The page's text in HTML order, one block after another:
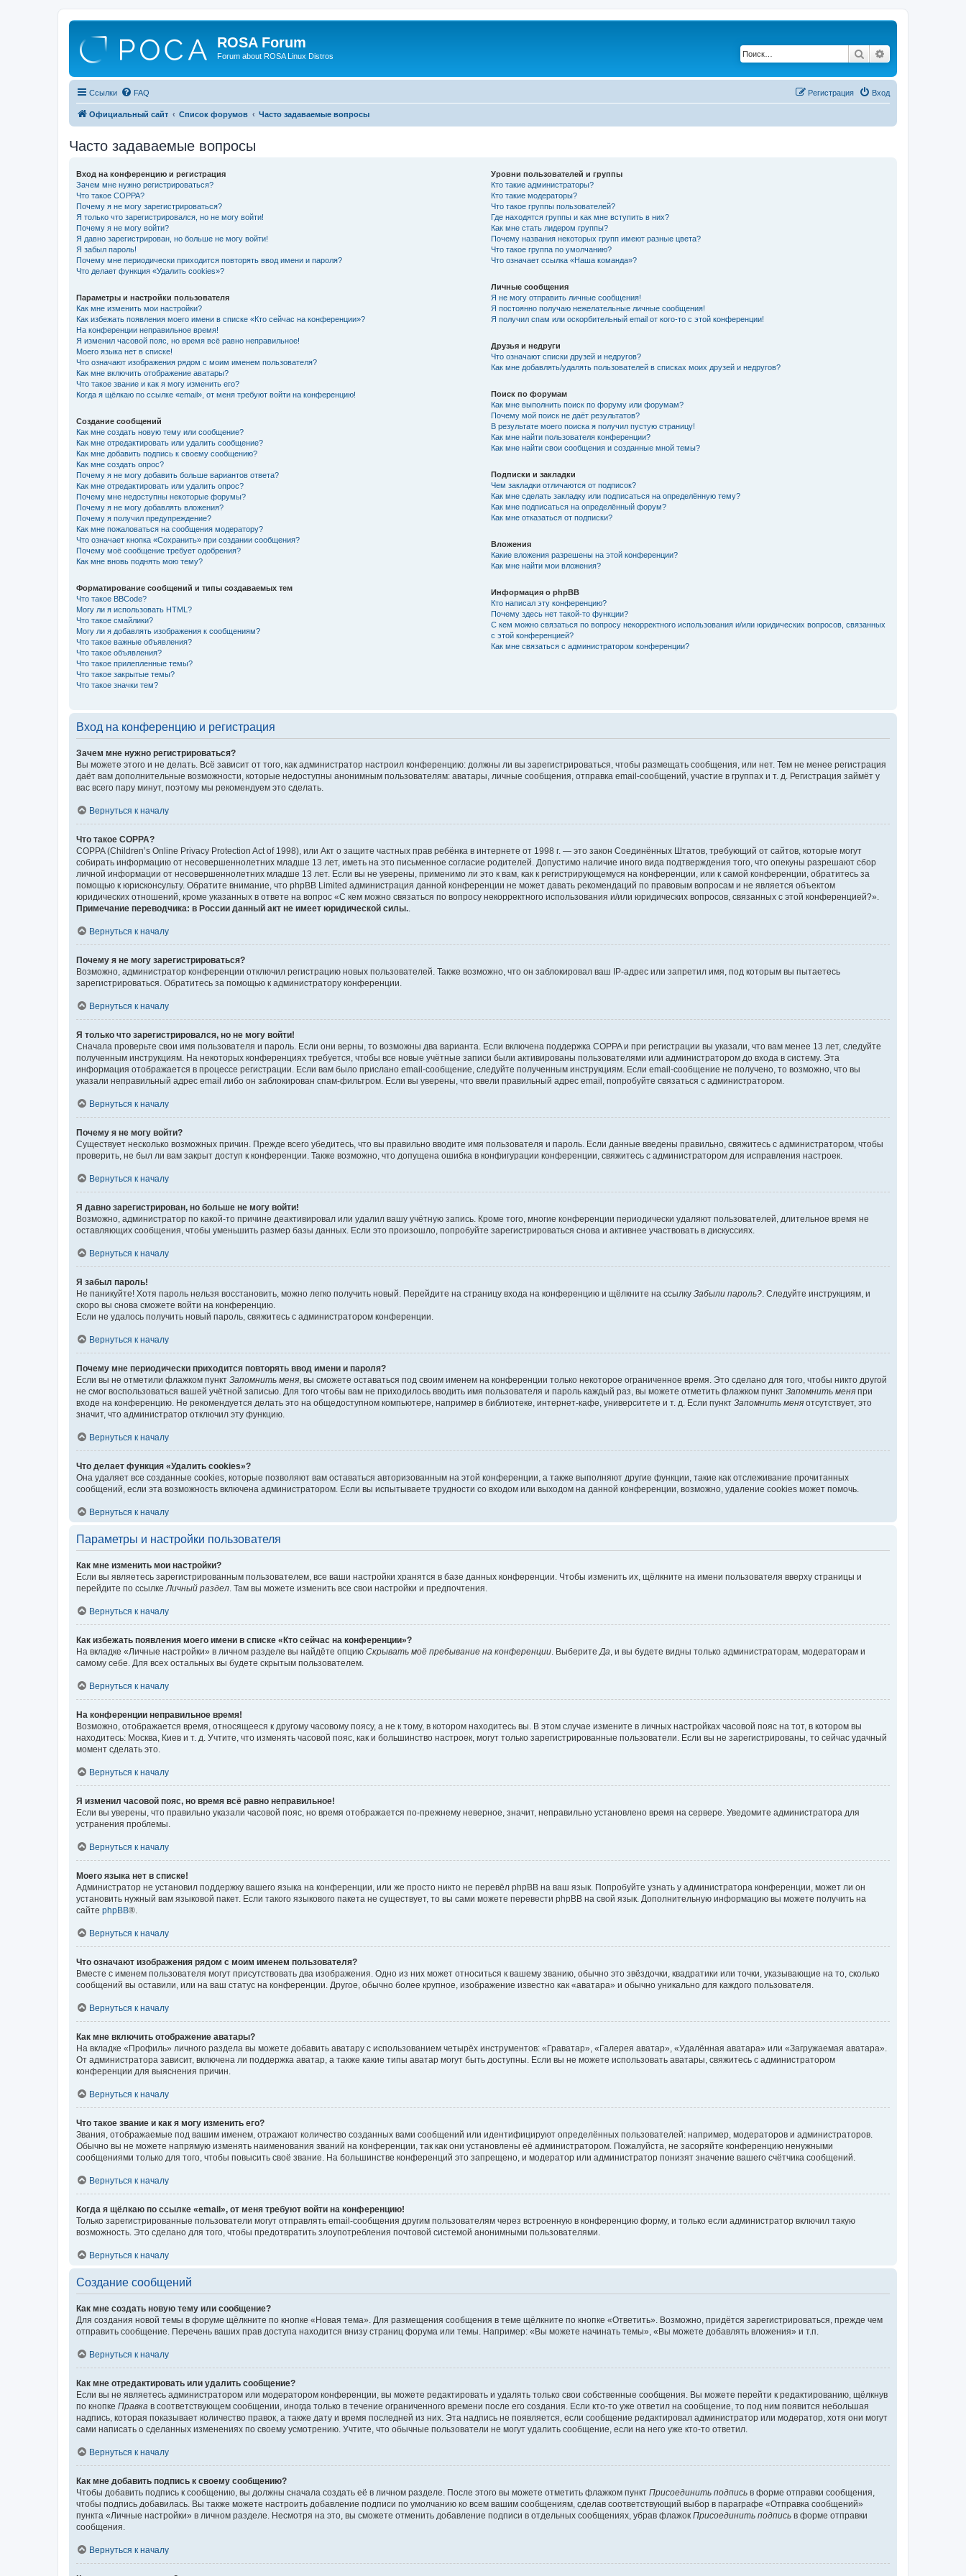
ROSA Forum
Forum about ROSA Linux Distros Поиск
Ссылки FAQ Вход
Регистрация
Официальный сайт Список форумов Часто задаваемые вопросы
Часто задаваемые вопросы
Вход на конференцию и регистрация
Зачем мне нужно регистрироваться?
Что такое COPPA?
Почему я не могу зарегистрироваться?
Я только что зарегистрировался, но не могу войти!
Почему я не могу войти?
Я давно зарегистрирован, но больше не могу войти!
Я забыл пароль!
Почему мне периодически приходится повторять ввод имени и пароля?
Что делает функция «Удалить cookies»?
Параметры и настройки пользователя
Как мне изменить мои настройки?
Как избежать появления моего имени в списке «Кто сейчас на конференции»?
На конференции неправильное время!
Я изменил часовой пояс, но время всё равно неправильное!
Моего языка нет в списке!
Что означают изображения рядом с моим именем пользователя?
Как мне включить отображение аватары?
Что такое звание и как я могу изменить его?
Когда я щёлкаю по ссылке «email», от меня требуют войти на конференцию!
Создание сообщений
Как мне создать новую тему или сообщение?
Как мне отредактировать или удалить сообщение?
Как мне добавить подпись к своему сообщению?
Как мне создать опрос?
Почему я не могу добавить больше вариантов ответа?
Как мне отредактировать или удалить опрос?
Почему мне недоступны некоторые форумы?
Почему я не могу добавлять вложения?
Почему я получил предупреждение?
Как мне пожаловаться на сообщения модератору?
Что означает кнопка «Сохранить» при создании сообщения?
Почему моё сообщение требует одобрения?
Как мне вновь поднять мою тему?
Форматирование сообщений и типы создаваемых тем
Что такое BBCode?
Могу ли я использовать HTML?
Что такое смайлики?
Могу ли я добавлять изображения к сообщениям?
Что такое важные объявления?
Что такое объявления?
Что такое прилепленные темы?
Что такое закрытые темы?
Что такое значки тем?
Уровни пользователей и группы
Кто такие администраторы?
Кто такие модераторы?
Что такое группы пользователей?
Где находятся группы и как мне вступить в них?
Как мне стать лидером группы?
Почему названия некоторых групп имеют разные цвета?
Что такое группа по умолчанию?
Что означает ссылка «Наша команда»?
Личные сообщения
Я не могу отправить личные сообщения!
Я постоянно получаю нежелательные личные сообщения!
Я получил спам или оскорбительный email от кого-то с этой конференции!
Друзья и недруги
Что означают списки друзей и недругов?
Как мне добавлять/удалять пользователей в списках моих друзей и недругов?
Поиск по форумам
Как мне выполнить поиск по форуму или форумам?
Почему мой поиск не даёт результатов?
В результате моего поиска я получил пустую страницу!
Как мне найти пользователя конференции?
Как мне найти свои сообщения и созданные мной темы?
Подписки и закладки
Чем закладки отличаются от подписок?
Как мне сделать закладку или подписаться на определённую тему?
Как мне подписаться на определённый форум?
Как мне отказаться от подписки?
Вложения
Какие вложения разрешены на этой конференции?
Как мне найти мои вложения?
Информация о phpBB
Кто написал эту конференцию?
Почему здесь нет такой-то функции?
С кем можно связаться по вопросу некорректного использования и/или юридических вопросов, связанных
с этой конференцией?
Как мне связаться с администратором конференции?
Вход на конференцию и регистрация
Зачем мне нужно регистрироваться?
Вы можете этого и не делать. Всё зависит от того, как администратор настроил конференцию: должны ли вы зарегистрироваться, чтобы размещать сообщения, или нет. Тем не менее регистрация
даёт вам дополнительные возможности, которые недоступны анонимным пользователям: аватары, личные сообщения, отправка email-сообщений, участие в группах и т. д. Регистрация займёт у
вас всего пару минут, поэтому мы рекомендуем это сделать.
Вернуться к началу
Что такое COPPA?
COPPA (Children’s Online Privacy Protection Act of 1998), или Акт о защите частных прав ребёнка в интернете от 1998 г. — это закон Соединённых Штатов, требующий от сайтов, которые могут
собирать информацию от несовершеннолетних младше 13 лет, иметь на это письменное согласие родителей. Допустимо наличие иного вида подтверждения того, что опекуны разрешают сбор
личной информации от несовершеннолетних младше 13 лет. Если вы не уверены, применимо ли это к вам, как к регистрирующемуся на конференции, или к самой конференции, обратитесь за
помощью к юрисконсульту. Обратите внимание, что phpBB Limited администрация данной конференции не может давать рекомендаций по правовым вопросам и не является объектом
юридических отношений, кроме указанных в ответе на вопрос «С кем можно связаться по вопросу некорректного использования и/или юридических вопросов, связанных с этой конференцией?».
Примечание переводчика: в России данный акт не имеет юридической силы.
Вернуться к началу
Почему я не могу зарегистрироваться?
Возможно, администратор конференции отключил регистрацию новых пользователей. Также возможно, что он заблокировал ваш IP-адрес или запретил имя, под которым вы пытаетесь
зарегистрироваться. Обратитесь за помощью к администратору конференции.
Вернуться к началу
Я только что зарегистрировался, но не могу войти!
Сначала проверьте свои имя пользователя и пароль. Если они верны, то возможны два варианта. Если включена поддержка COPPA и при регистрации вы указали, что вам менее 13 лет, следуйте
полученным инструкциям. На некоторых конференциях требуется, чтобы все новые учётные записи были активированы пользователями или администратором до входа в систему. Эта
информация отображается в процессе регистрации. Если вам было прислано email-сообщение, следуйте полученным инструкциям. Если email-сообщение не получено, то возможно, что вы
указали неправильный адрес email либо он заблокирован спам-фильтром. Если вы уверены, что ввели правильный адрес email, попробуйте связаться с администратором.
Вернуться к началу
Почему я не могу войти?
Существует несколько возможных причин. Прежде всего убедитесь, что вы правильно вводите имя пользователя и пароль. Если данные введены правильно, свяжитесь с администратором, чтобы
проверить, не был ли вам закрыт доступ к конференции. Также возможно, что допущена ошибка в конфигурации конференции, свяжитесь с администратором для исправления настроек.
Вернуться к началу
Я давно зарегистрирован, но больше не могу войти!
Возможно, администратор по какой-то причине деактивировал или удалил вашу учётную запись. Кроме того, многие конференции периодически удаляют пользователей, длительное время не
оставляющих сообщения, чтобы уменьшить размер базы данных. Если это произошло, попробуйте зарегистрироваться снова и активнее участвовать в дискуссиях.
Вернуться к началу
Я забыл пароль!
Не паникуйте! Хотя пароль нельзя восстановить, можно легко получить новый. Перейдите на страницу входа на конференцию и щёлкните на ссылку Забыли пароль? . Следуйте инструкциям, и
скоро вы снова сможете войти на конференцию.
Если не удалось получить новый пароль, свяжитесь с администратором конференции.
Вернуться к началу
Почему мне периодически приходится повторять ввод имени и пароля?
Если вы не отметили флажком пункт Запомнить меня , вы сможете оставаться под своим именем на конференции только некоторое ограниченное время. Это сделано для того, чтобы никто другой
не смог воспользоваться вашей учётной записью. Для того чтобы вам не приходилось вводить имя пользователя и пароль каждый раз, вы можете отметить флажком пункт Запомнить меня при
входе на конференцию. Не рекомендуется делать это на общедоступном компьютере, например в библиотеке, интернет-кафе, университете и т. д. Если пункт Запомнить меня отсутствует, это
значит, что администратор отключил эту функцию.
Вернуться к началу
Что делает функция «Удалить cookies»?
Она удаляет все созданные cookies, которые позволяют вам оставаться авторизованным на этой конференции, а также выполняют другие функции, такие как отслеживание прочитанных
сообщений, если эта возможность включена администратором. Если вы испытываете трудности со входом или выходом на данной конференции, возможно, удаление cookies может помочь.
Вернуться к началу
Параметры и настройки пользователя
Как мне изменить мои настройки?
Если вы являетесь зарегистрированным пользователем, все ваши настройки хранятся в базе данных конференции. Чтобы изменить их, щёлкните на имени пользователя вверху страницы и
перейдите по ссылке Личный раздел . Там вы можете изменить все свои настройки и предпочтения.
Вернуться к началу
Как избежать появления моего имени в списке «Кто сейчас на конференции»?
На вкладке «Личные настройки» в личном разделе вы найдёте опцию Скрывать моё пребывание на конференции . Выберите Да , и вы будете видны только администраторам, модераторам и
самому себе. Для всех остальных вы будете скрытым пользователем.
Вернуться к началу
На конференции неправильное время!
Возможно, отображается время, относящееся к другому часовому поясу, а не к тому, в котором находитесь вы. В этом случае измените в личных настройках часовой пояс на тот, в котором вы
находитесь: Москва, Киев и т. д. Учтите, что изменять часовой пояс, как и большинство настроек, могут только зарегистрированные пользователи. Если вы не зарегистрированы, то сейчас удачный
момент сделать это.
Вернуться к началу
Я изменил часовой пояс, но время всё равно неправильное!
Если вы уверены, что правильно указали часовой пояс, но время отображается по-прежнему неверное, значит, неправильно установлено время на сервере. Уведомите администратора для
устранения проблемы.
Вернуться к началу
Моего языка нет в списке!
Администратор не установил поддержку вашего языка на конференции, или же просто никто не перевёл phpBB на ваш язык. Попробуйте узнать у администратора конференции, может ли он
установить нужный вам языковой пакет. Если такого языкового пакета не существует, то вы сами можете перевести phpBB на свой язык. Дополнительную информацию вы можете получить на
сайте phpBB®.
Вернуться к началу
Что означают изображения рядом с моим именем пользователя?
Вместе с именем пользователя могут присутствовать два изображения. Одно из них может относиться к вашему званию, обычно это звёздочки, квадратики или точки, указывающие на то, сколько
сообщений вы оставили, или на ваш статус на конференции. Другое, обычно более крупное, изображение известно как «аватара» и обычно уникально для каждого пользователя.
Вернуться к началу
Как мне включить отображение аватары?
На вкладке «Профиль» личного раздела вы можете добавить аватару с использованием четырёх инструментов: «Граватар», «Галерея аватар», «Удалённая аватара» или «Загружаемая аватара».
От администратора зависит, включена ли поддержка аватар, а также какие типы аватар могут быть доступны. Если вы не можете использовать аватары, свяжитесь с администратором
конференции для выяснения причин.
Вернуться к началу
Что такое звание и как я могу изменить его?
Звания, отображаемые под вашим именем, отражают количество созданных вами сообщений или идентифицируют определённых пользователей: например, модераторов и администраторов.
Обычно вы не можете напрямую изменять наименования званий на конференции, так как они установлены её администратором. Пожалуйста, не засоряйте конференцию ненужными
сообщениями только для того, чтобы повысить своё звание. На большинстве конференций это запрещено, и модератор или администратор понизят значение вашего счётчика сообщений.
Вернуться к началу
Когда я щёлкаю по ссылке «email», от меня требуют войти на конференцию!
Только зарегистрированные пользователи могут отправлять email-сообщения другим пользователям через встроенную в конференцию форму, и только если администратор включил такую
возможность. Это сделано для того, чтобы предотвратить злоупотребления почтовой системой анонимными пользователями.
Вернуться к началу
Создание сообщений
Как мне создать новую тему или сообщение?
Для создания новой темы в форуме щёлкните по кнопке «Новая тема». Для размещения сообщения в теме щёлкните по кнопке «Ответить». Возможно, придётся зарегистрироваться, прежде чем
отправить сообщение. Перечень ваших прав доступа находится внизу страниц форума или темы. Например: «Вы можете начинать темы», «Вы можете добавлять вложения» и т.п.
Вернуться к началу
Как мне отредактировать или удалить сообщение?
Если вы не являетесь администратором или модератором конференции, вы можете редактировать и удалять только свои собственные сообщения. Вы можете перейти к редактированию, щёлкнув
по кнопке Правка в соответствующем сообщении, иногда только в течение ограниченного времени после его создания. Если кто-то уже ответил на сообщение, то под ним появится небольшая
надпись, которая показывает количество правок, а также дату и время последней из них. Эта надпись не появляется, если сообщение редактировал администратор или модератор, хотя они могут
сами написать о сделанных изменениях по своему усмотрению. Учтите, что обычные пользователи не могут удалить сообщение, если на него уже кто-то ответил.
Вернуться к началу
Как мне добавить подпись к своему сообщению?
Чтобы добавить подпись к сообщению, вы должны сначала создать её в личном разделе. После этого вы можете отметить флажком пункт Присоединить подпись в форме отправки сообщения,
чтобы подпись добавилась. Вы также можете настроить добавление подписи по умолчанию ко всем вашим сообщениям, сделав соответствующий выбор в параграфе «Отправка сообщений»
пункта «Личные настройки» в личном разделе. Несмотря на это, вы сможете отменить добавление подписи в отдельных сообщениях, убрав флажок Присоединить подпись в форме отправки
сообщения.
Вернуться к началу